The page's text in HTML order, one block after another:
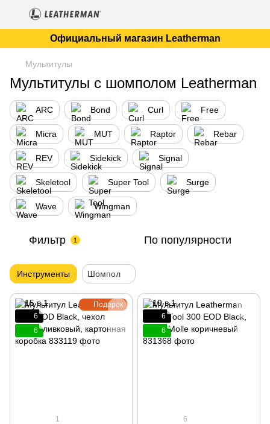
Официальный магазин Leatherman
Мультитулы
Мультитулы с шомполом Leatherman
ARC Bond Curl Free
Micra MUT Raptor Rebar
REV Sidekick Signal
Skeletool Super Tool Surge
Wave Wingman
Фильтр 1 По популярности
Инструменты Шомпол
Подарок
6
6
1
6
6
6